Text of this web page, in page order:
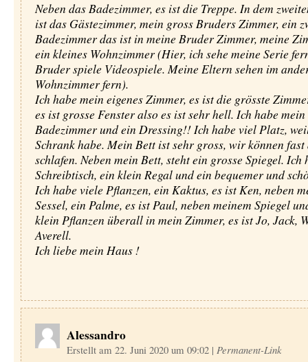
Neben das Badezimmer, es ist die Treppe. In dem
ist das Gästezimmer, mein gross Bruders Zimmer, ein
Badezimmer das ist in meine Bruder Zimmer, meine
ein kleines Wohnzimmer (Hier, ich sehe meine Serie
Bruder spiele Videospiele. Meine Eltern sehen im
Wohnzimmer fern).
Ich habe mein eigenes Zimmer, es ist die grösste
es ist grosse Fenster also es ist sehr hell. Ich habe mein
Badezimmer und ein Dressing!! Ich habe viel Platz,
Schrank habe. Mein Bett ist sehr gross, wir können fast
schlafen. Neben mein Bett, steht ein grosse Spiegel. Ich
Schreibtisch, ein klein Regal und ein bequemer und
Ich habe viele Pflanzen, ein Kaktus, es ist Ken, neben
Sessel, ein Palme, es ist Paul, neben meinem Spiegel
klein Pflanzen überall in mein Zimmer, es ist Jo, Jack,
Averell.
Ich liebe mein Haus !
Alessandro
Erstellt am 22. Juni 2020 um 09:02 | Permanent-Link